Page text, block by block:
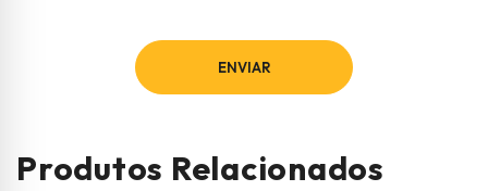
Produtos Relacionados